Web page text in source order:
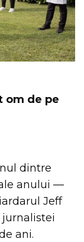
om de pe
dintre
anului —
Jeff
jurnalistei
ani.